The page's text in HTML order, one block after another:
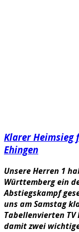
Klarer Heimsieg
Ehingen
Unsere Herren 1
Württemberg ein
Abstiegskampf
uns am Samstag
Tabellenvierten
damit zwei